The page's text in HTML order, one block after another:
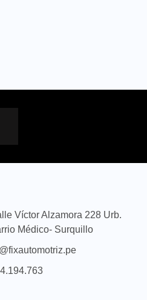
Víctor Alzamora 228 Urb.
Médico- Surquillo